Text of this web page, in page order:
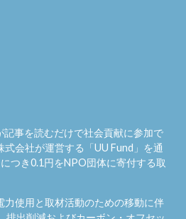
事を読むだけで社会貢献に参加で
式会社が運営する「UU Fund 」を通
つき0.1円をNPO団体に寄付する取
力使用と取材活動のための移動に伴